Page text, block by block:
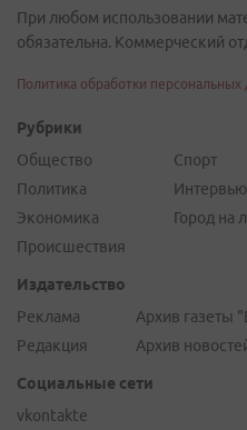
При любом использовании
обязательна. Коммерческий
Политика обработки персональных
Рубрики
Общество
Политика
Экономика
Происшествия
Спорт
Интервью
Город на
Издательство
Реклама
Редакция
Архив газеты
Архив
Социальные сети
vkontakte